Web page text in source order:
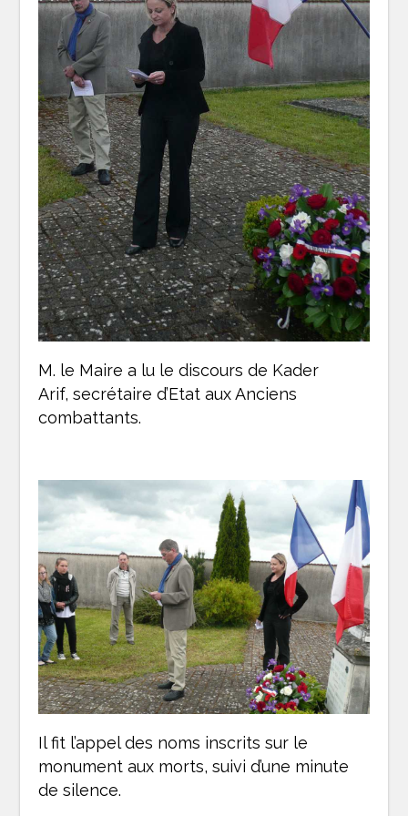
M. le Maire a lu le discours de Kader
Arif, secrétaire d’Etat aux Anciens
combattants.
Il fit l’appel des noms inscrits sur le
monument aux morts, suivi d’une minute
de silence.